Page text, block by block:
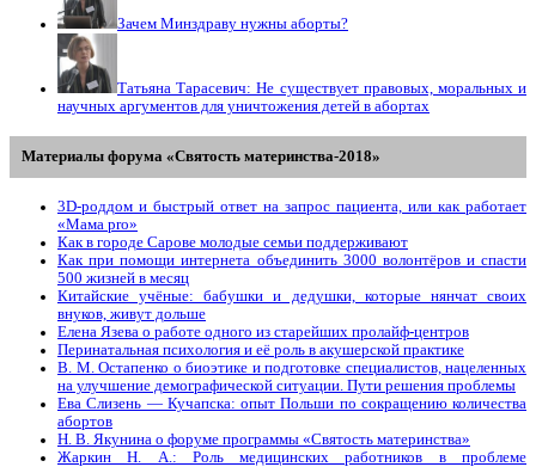
Зачем Минздраву нужны аборты?
Татьяна Тарасевич: Не существует правовых, моральных и
научных аргументов для уничтожения детей в абортах
Материалы форума «Святость материнства-2018»
3D-роддом и быстрый ответ на запрос пациента, или как работает
«Мама prо»
Как в городе Сарове молодые семьи поддерживают
Как при помощи интернета объединить 3000 волонтёров и спасти
500 жизней в месяц
Китайские учёные: бабушки и дедушки, которые нянчат своих
внуков, живут дольше
Елена Язева о работе одного из старейших пролайф-центров
Перинатальная психология и её роль в акушерской практике
В. М. Остапенко о биоэтике и подготовке специалистов, нацеленных
на улучшение демографической ситуации. Пути решения проблемы
Ева Слизень — Кучапска: опыт Польши по сокращению количества
абортов
Н. В. Якунина о форуме программы «Святость материнства»
Жаркин Н. А.: Роль медицинских работников в проблеме